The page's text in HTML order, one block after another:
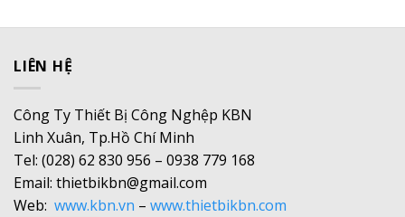
LIÊN HỆ
Công Ty Thiết Bị Công Nghệp KBN
Linh Xuân, Tp.Hồ Chí Minh
Tel: (028) 62 830 956 – 0938 779 168
Email: thietbikbn@gmail.com
Web: www.kbn.vn – www.thietbikbn.com